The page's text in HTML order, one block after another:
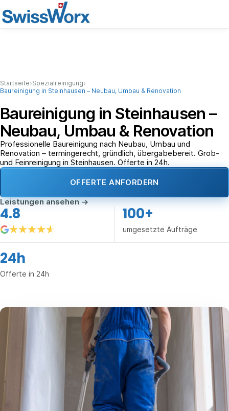
Startseite›Spezialreinigung›
Baureinigung in Steinhausen – Neubau, Umbau & Renovation
Baureinigung in Steinhausen –
Neubau, Umbau & Renovation
Professionelle Baureinigung nach Neubau, Umbau und
Renovation – termingerecht, gründlich, übergabebereit. Grob-
und Feinreinigung in Steinhausen. Offerte in 24h.
OFFERTE ANFORDERN
Leistungen ansehen→
4.8 100+
umgesetzte Aufträge
24h
Offerte in 24h